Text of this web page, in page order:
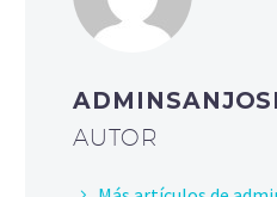
AUTOR